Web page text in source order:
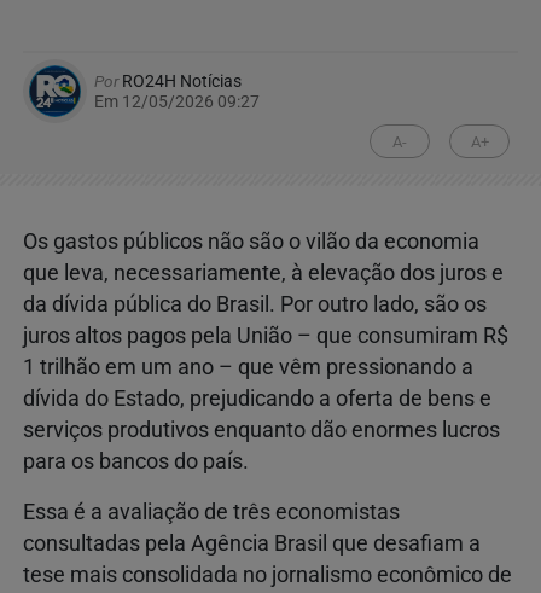
PorRO24H Notícias
Em 12/05/2026 09:27
A- A+
Os gastos públicos não são o vilão da economia
que leva, necessariamente, à elevação dos juros e
da dívida pública do Brasil. Por outro lado, são os
juros altos pagos pela União – que consumiram R$
1 trilhão em um ano – que vêm pressionando a
dívida do Estado, prejudicando a oferta de bens e
serviços produtivos enquanto dão enormes lucros
para os bancos do país.
Essa é a avaliação de três economistas
consultadas pela Agência Brasil que desafiam a
tese mais consolidada no jornalismo econômico de